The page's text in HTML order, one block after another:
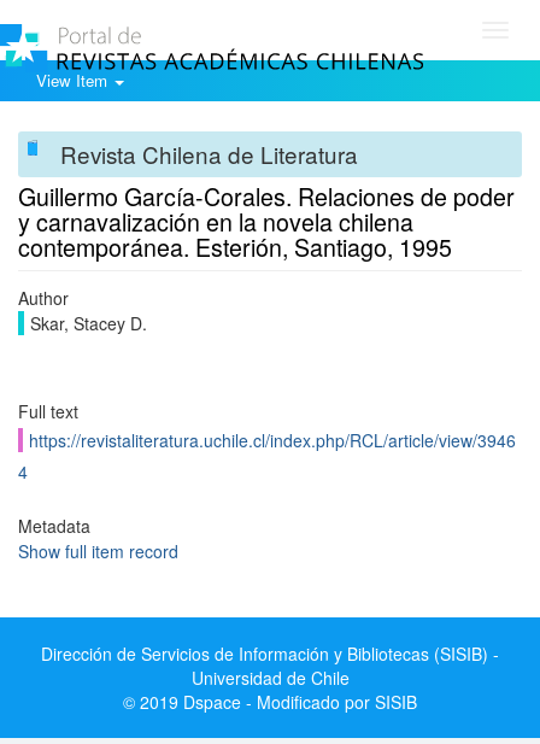
View Item
Revista Chilena de Literatura
Guillermo García-Corales. Relaciones de poder
y carnavalización en la novela chilena
contemporánea. Esterión, Santiago, 1995
Author
Skar, Stacey D.
Full text
https://revistaliteratura.uchile.cl/index.php/RCL/article/view/3946
4
Metadata
Show full item record
Dirección de Servicios de Información y Bibliotecas (SISIB) -
Universidad de Chile
© 2019 Dspace - Modificado por SISIB